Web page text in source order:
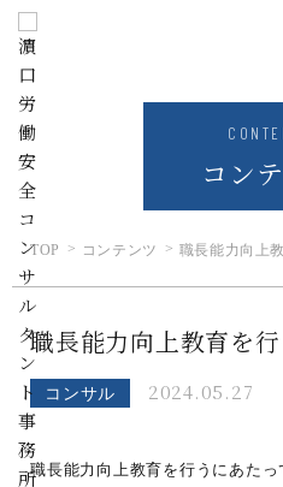
コン
TOP コンテンツ 職長能力向上
職長能力向上教育を
コンサル 2024.05.27
職長能力向上教育を行うにあた